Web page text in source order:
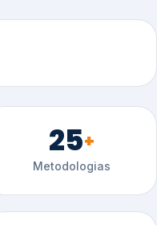
25+
Metodologias